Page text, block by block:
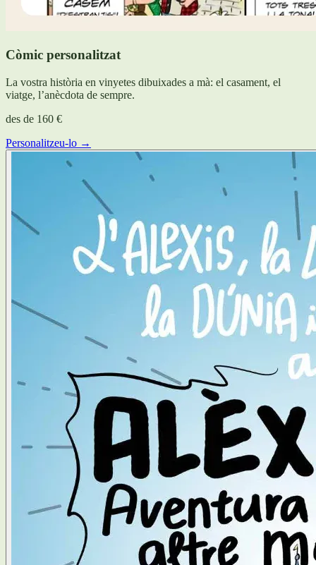
Còmic personalitzat
La vostra història en vinyetes dibuixades a mà: el casament, el
viatge, l’anècdota de sempre.
des de 160 €
Personalitzeu-lo →